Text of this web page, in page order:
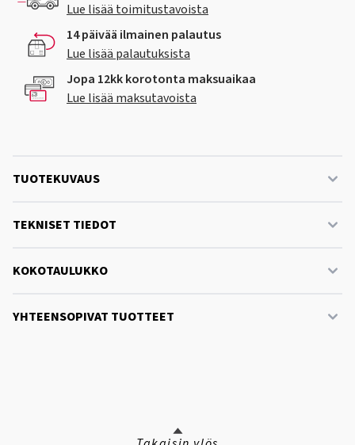
Lue lisää toimitustavoista
14 päivää ilmainen palautus
Lue lisää palautuksista
Jopa 12kk korotonta maksuaikaa
Lue lisää maksutavoista
TUOTEKUVAUS
TEKNISET TIEDOT
KOKOTAULUKKO
YHTEENSOPIVAT TUOTTEET